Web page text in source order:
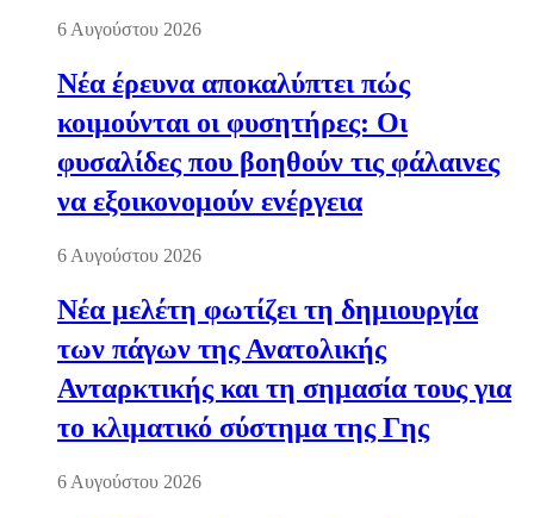
6 Αυγούστου 2026
Νέα έρευνα αποκαλύπτει πώς
κοιμούνται οι φυσητήρες: Οι
φυσαλίδες που βοηθούν τις φάλαινες
να εξοικονομούν ενέργεια
6 Αυγούστου 2026
Νέα μελέτη φωτίζει τη δημιουργία
των πάγων της Ανατολικής
Ανταρκτικής και τη σημασία τους για
το κλιματικό σύστημα της Γης
6 Αυγούστου 2026